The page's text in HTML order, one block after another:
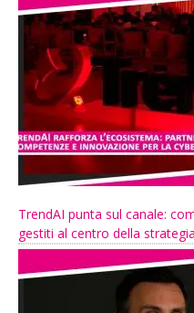
TrendAI punta sul canale:
gestiti al centro della strategia